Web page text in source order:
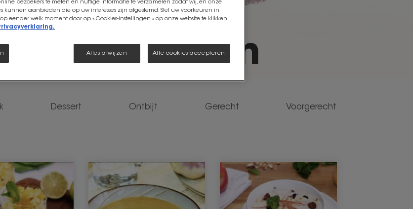
recepten
Dessert Ontbijt Gerecht Voorgerecht
bezoekers te meten en nuttige informatie te verzamelen zodat wij, en onze
kunnen aanbieden die op uw interesses zijn afgestemd. Stel uw voorkeuren in
eender welk moment door op « Cookies-instellingen » op onze website te klikken.
Alles afwijzen Alle cookies accepteren